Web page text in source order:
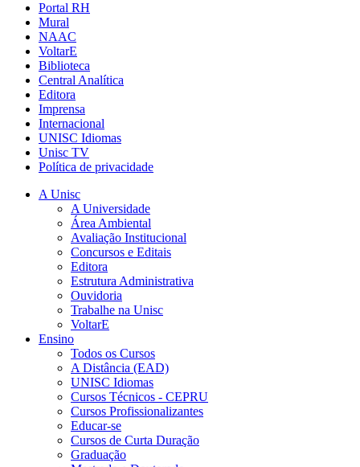
Portal RH
Mural
NAAC
VoltarE
Biblioteca
Central Analítica
Editora
Imprensa
Internacional
UNISC Idiomas
Unisc TV
Política de privacidade
A Unisc
A Universidade
Área Ambiental
Avaliação Institucional
Concursos e Editais
Editora
Estrutura Administrativa
Ouvidoria
Trabalhe na Unisc
VoltarE
Ensino
Todos os Cursos
A Distância (EAD)
UNISC Idiomas
Cursos Técnicos - CEPRU
Cursos Profissionalizantes
Educar-se
Cursos de Curta Duração
Graduação